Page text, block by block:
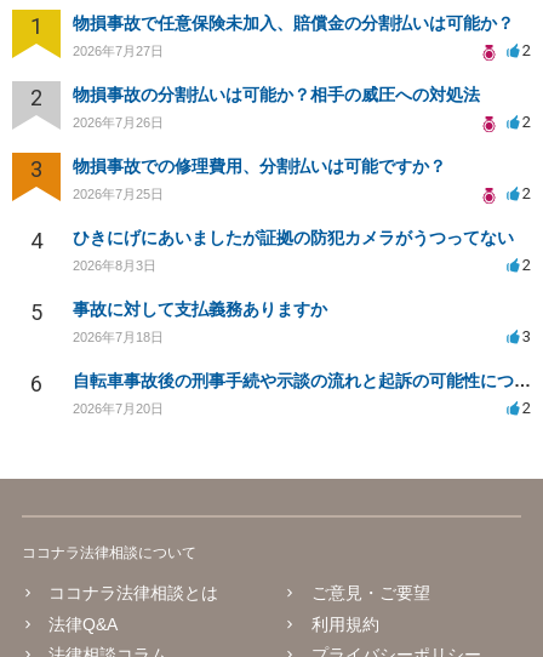
1 物損事故で任意保険未加入、賠償金の分割払いは可能か？
2026年7月27日 2
2 物損事故の分割払いは可能か？相手の威圧への対処法
2026年7月26日 2
3 物損事故での修理費用、分割払いは可能ですか？
2026年7月25日 2
4 ひきにげにあいましたが証拠の防犯カメラがうつってない
2026年8月3日 2
5 事故に対して支払義務ありますか
2026年7月18日 3
6 自転車事故後の刑事手続や示談の流れと起訴の可能性について
2026年7月20日 2
ココナラ法律相談について
ココナラ法律相談とは
法律Q&A
ご意見・ご要望
利用規約